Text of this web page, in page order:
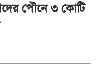
পৌনে ৩ কোটি